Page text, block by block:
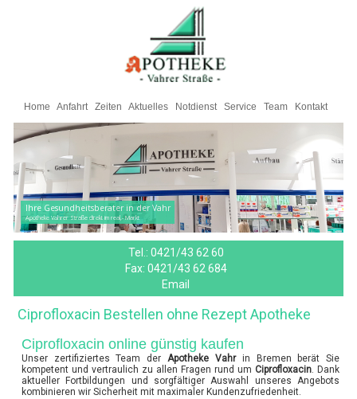
Home Anfahrt Zeiten Aktuelles Notdienst Service Team Kontakt
Ihre Gesundheitsberater in der Vahr
Apotheke Vahrer Straße direkt im real,- Markt
Tel.: 0421/43 62 60
Fax: 0421/43 62 684
Email
Ciprofloxacin Bestellen ohne Rezept Apotheke
Ciprofloxacin online günstig kaufen
Unser zertifiziertes Team derApotheke Vahrin Bremen berät Sie
kompetent und vertraulich zu allen Fragen rund umCiprofloxacin. Dank
aktueller Fortbildungen und sorgfältiger Auswahl unseres Angebots
kombinieren wir Sicherheit mit maximaler Kundenzufriedenheit.